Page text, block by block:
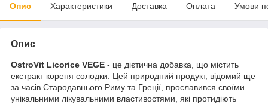
Опис Характеристики Доставка Оплата Умови
Опис
OstroVit Licorice VEGE - це дієтична добавка, що містить
екстракт кореня солодки. Цей природний продукт, відомий ще
за часів Стародавнього Риму та Греції, прославився своїми
унікальними лікувальними властивостями, які протидіють